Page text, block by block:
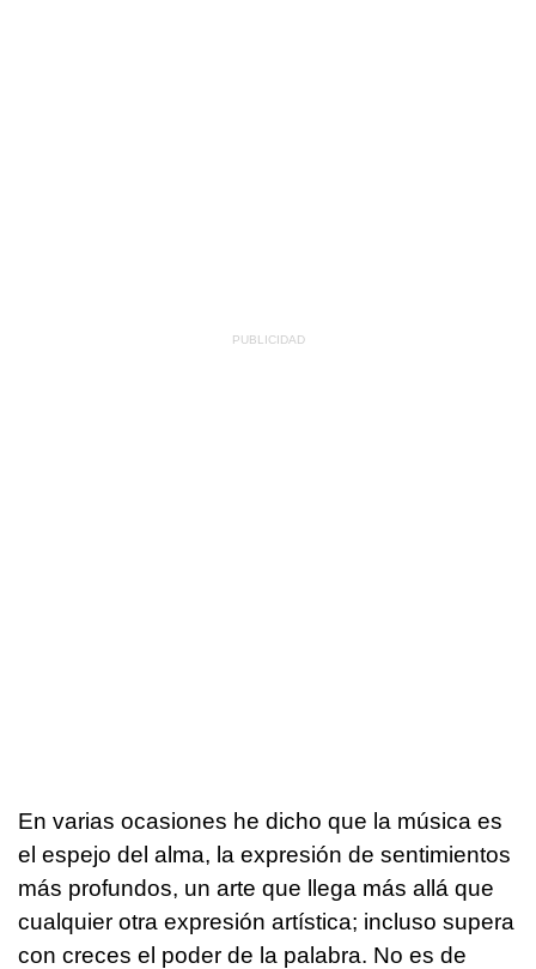
En varias ocasiones he dicho que la música es
el espejo del alma, la expresión de sentimientos
más profundos, un arte que llega más allá que
cualquier otra expresión artística; incluso supera
con creces el poder de la palabra. No es de